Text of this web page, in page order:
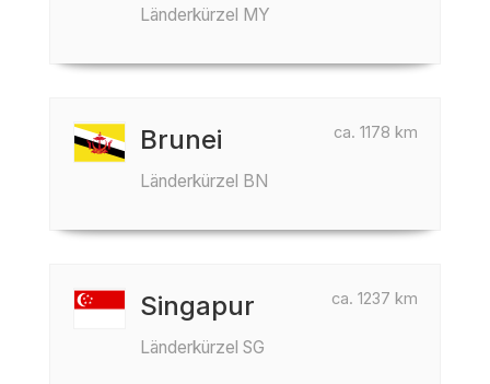
Länderkürzel MY
ca. 1178 km
Brunei
Länderkürzel BN
ca. 1237 km
Singapur
Länderkürzel SG